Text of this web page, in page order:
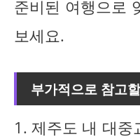
준비된 여행으로
보세요.
부가적으로 참고
1. 제주도 내 대중